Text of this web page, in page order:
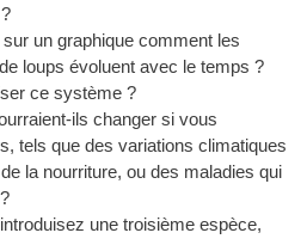
un graphique comment les
loups évoluent avec le temps ?
ce système ?
ils changer si vous
tels que des variations climatiques
la nourriture, ou des maladies qui
une troisième espèce,